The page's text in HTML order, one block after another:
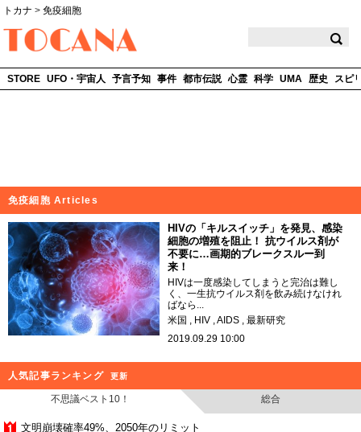
トカナ > 免疫細胞
STORE UFO・宇宙人 予言予知 事件 都市伝説 心霊 科学 UMA 歴史 スピ
免疫細胞 Articles
HIVの「キルスイッチ」を発見、感染
細胞の増殖を阻止！ 抗ウイルス剤が
不要に…画期的ブレークスルー到
来！
HIVは一度感染してしまうと完治は難し
く、一生抗ウイルス剤を飲み続けなけれ
ばなら...
米国
HIV AIDS
最新研究
2019.09.29 10:00
人気記事ランキング 更新
不思議ベスト10！ 総合
文明崩壊確率49%、2050年のリミット